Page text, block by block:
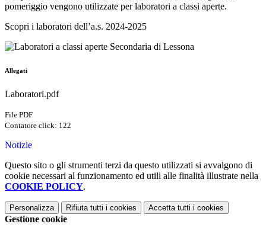
pomeriggio vengono utilizzate per laboratori a classi aperte.
Scopri i laboratori dell’a.s. 2024-2025
Allegati
Laboratori.pdf
File PDF
Contatore click: 122
Notizie
Questo sito o gli strumenti terzi da questo utilizzati si avvalgono di
cookie necessari al funzionamento ed utili alle finalità illustrate nella
COOKIE POLICY.
Personalizza Rifiuta tutti i cookies Accetta tutti i cookies
Gestione cookie